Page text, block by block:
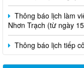
Thông báo lịch làm
Nhơn Trạch (từ ngày
Thông báo lịch tiếp
phường tại các khu
2026